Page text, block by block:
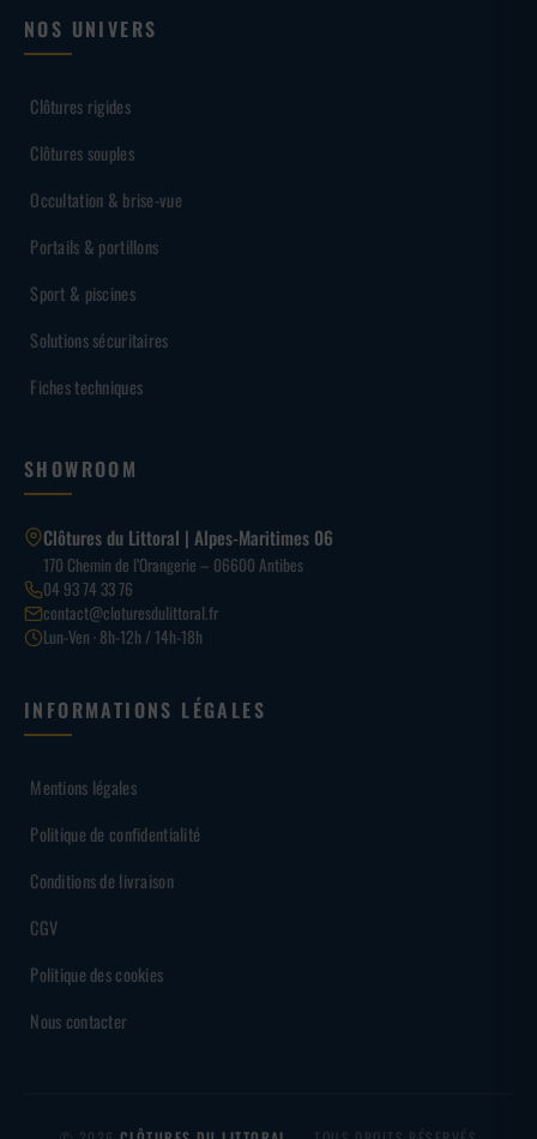
NOS UNIVERS
Clôtures rigides
Clôtures souples
Occultation & brise-vue
Portails & portillons
Sport & piscines
Solutions sécuritaires
Fiches techniques
SHOWROOM
Clôtures du Littoral | Alpes-Maritimes 06
170 Chemin de l’Orangerie – 06600 Antibes
04 93 74 33 76
contact@cloturesdulittoral.fr
Lun-Ven · 8h-12h / 14h-18h
INFORMATIONS LÉGALES
Mentions légales
Politique de confidentialité
Conditions de livraison
CGV
Politique des cookies
Nous contacter